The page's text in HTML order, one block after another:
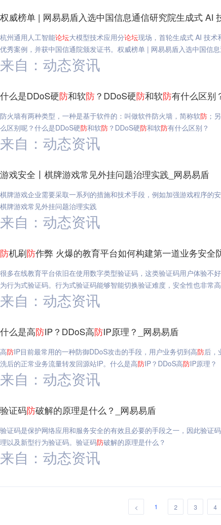
权威榜单 | 网易易盾入选中国信息通信研究院生成式 AI
杭州通用人工智能论坛大模型技术应用分论坛现场，首轮生成式 AI 技
优秀案例，并获中国信通院颁发证书。权威榜单 | 网易易盾入选中国信
来自：动态资讯
什么是DDoS硬防和软防？DDoS硬防和软防有什么区别
防火墙有两种类型，一种是基于软件的：叫做软件防火墙，简称软防 ；
么区别呢？什么是DDoS硬防和软防 ？DDoS硬防和软防有什么区别？
来自：动态资讯
游戏安全丨棋牌游戏常见外挂问题治理实践_网易易盾
棋牌游戏企业需要采取一系列的措施和技术手段，例如加强游戏程序的
棋牌游戏常见外挂问题治理实践
来自：动态资讯
防机刷防作弊 火爆的教育平台如何构建第一道业务安全
很多在线教育平台依旧在使用数字类型验证码，这类验证码用户体验不
为行为式验证码。行为式验证码能够智能切换验证难度，安全性也非常
来自：动态资讯
什么是高防IP？DDoS高防IP原理？_网易易盾
高防IP目前最常用的一种防御DDoS攻击的手段，用户业务切到高防后，
洗后的正常业务流量转发回源站IP。什么是高防IP？DDoS高防IP原理？
来自：动态资讯
验证码防破解的原理是什么？_网易易盾
验证码是保护网络应用和服务安全的有效且必要的手段之一，因此验证码
理以及新型行为验证码。验证码防破解的原理是什么？
来自：动态资讯
< 1 2 3 4